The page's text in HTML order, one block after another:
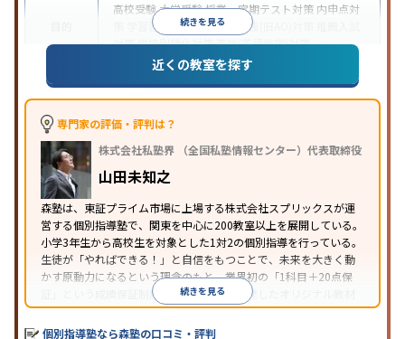
続きを見る
高校受験大学受験授業・定期テスト対策 内申点対
学習習慣の定着総合型選抜(旧AO)対策
対策学校別特化対策英検(英語検定)対策
成績保証制度あり1科目から受講可能
自習室あり
※2023年3月調査。小学校高学年の個別指導塾アンケート調査方法を参
近くの教室を探す
専門家の評価・評判は？
株式会社私塾界 （全国私塾情報センター）代表取締役
山田未知之
森塾は、東証プライム市場に上場する株式会社スプリックスが運
営する個別指導塾で、関東を中心に200教室以上を展開している。
小学3年生から高校生を対象とした1対2の個別指導を行っている。
生徒が「やればできる！」と自信をもつことで、未来を大きく動
かす原動力になるという理念のもと、業界初の「1科目＋20点保
証」という成績保証制度を採用。同社が開発したオリジナル教材
「フォレスタシリーズ」は全国各地の学習塾でも採用されてい
る。
続きを見る
個別指導塾なら森塾の口コミ・評判